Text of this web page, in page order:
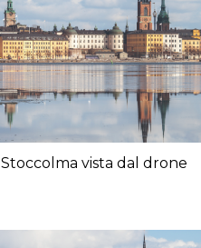
Stoccolma vista dal drone